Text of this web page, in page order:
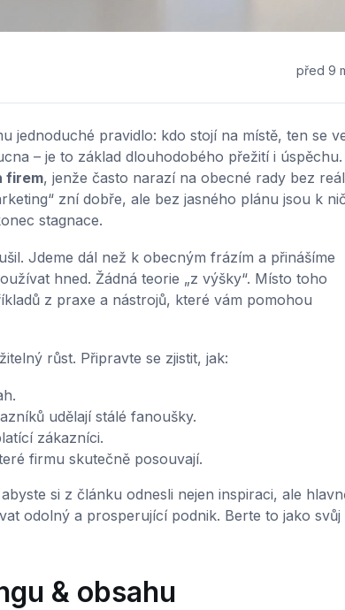
před 9
jednoduché pravidlo: kdo stojí na místě, ten se
– je to základ dlouhodobého přežití i úspěchu.
firem, jenže často narazí na obecné rady bez
zní dobře, ale bez jasného plánu jsou k
stagnace.
Jdeme dál než k obecným frázím a přinášíme
hned. Žádná teorie „z výšky“. Místo toho
z praxe a nástrojů, které vám pomohou
růst. Připravte se zjistit, jak:
udělají stálé fanoušky.
zákazníci.
firmu skutečně posouvají.
si z článku odnesli nejen inspiraci, ale
odolný a prosperující podnik. Berte to jako svůj
& obsahu